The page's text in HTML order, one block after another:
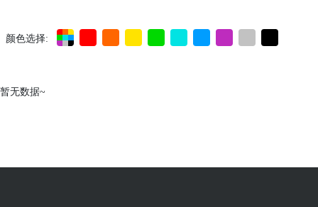
颜色选择:
暂无数据~